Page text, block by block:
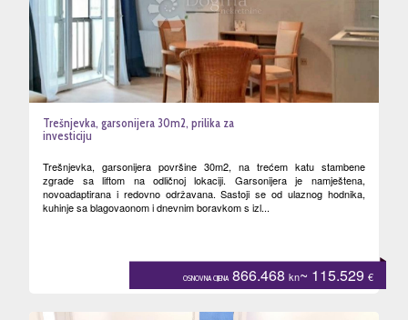
Trešnjevka, garsonijera 30m2, prilika za
investiciju
Trešnjevka, garsonijera površine 30m2, na trećem katu stambene
zgrade sa liftom na odličnoj lokaciji. Garsonijera je namještena,
novoadaptirana i redovno održavana. Sastoji se od ulaznog hodnika,
kuhinje sa blagovaonom i dnevnim boravkom s izl...
OSNOVNA CIJENA 866.468 kn~ 115.529 €